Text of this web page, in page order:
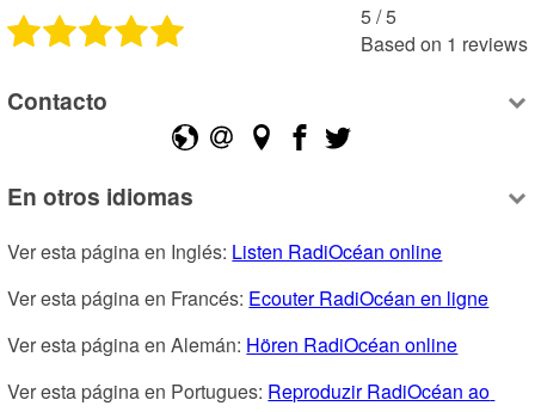
5 /5
Based on 1 reviews
Contacto
En otros idiomas
Ver esta página en Inglés: Listen RadiOcéan online
Ver esta página en Francés: Ecouter RadiOcéan en ligne
Ver esta página en Alemán: Hören RadiOcéan online
Ver esta página en Portugues: Reproduzir RadiOcéan ao